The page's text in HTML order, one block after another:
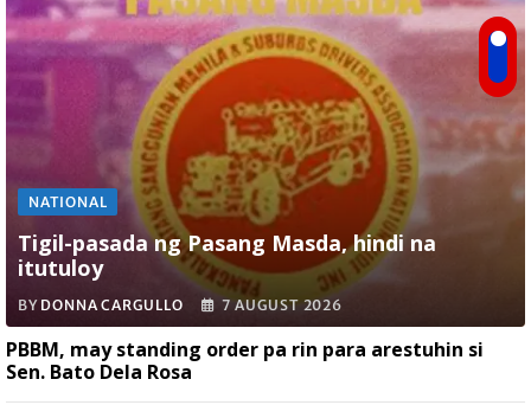
NATIONAL
Tigil-pasada ng Pasang Masda, hindi na
itutuloy
BY DONNA CARGULLO 7 AUGUST 2026
PBBM, may standing order pa rin para arestuhin si
Sen. Bato Dela Rosa